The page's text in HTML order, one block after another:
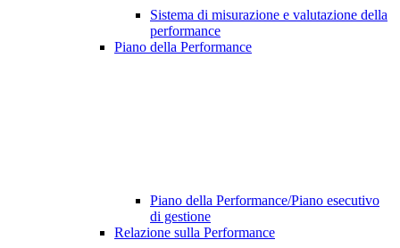
Sistema di misurazione e valutazione della
performance
Piano della Performance
Piano della Performance/Piano esecutivo
di gestione
Relazione sulla Performance